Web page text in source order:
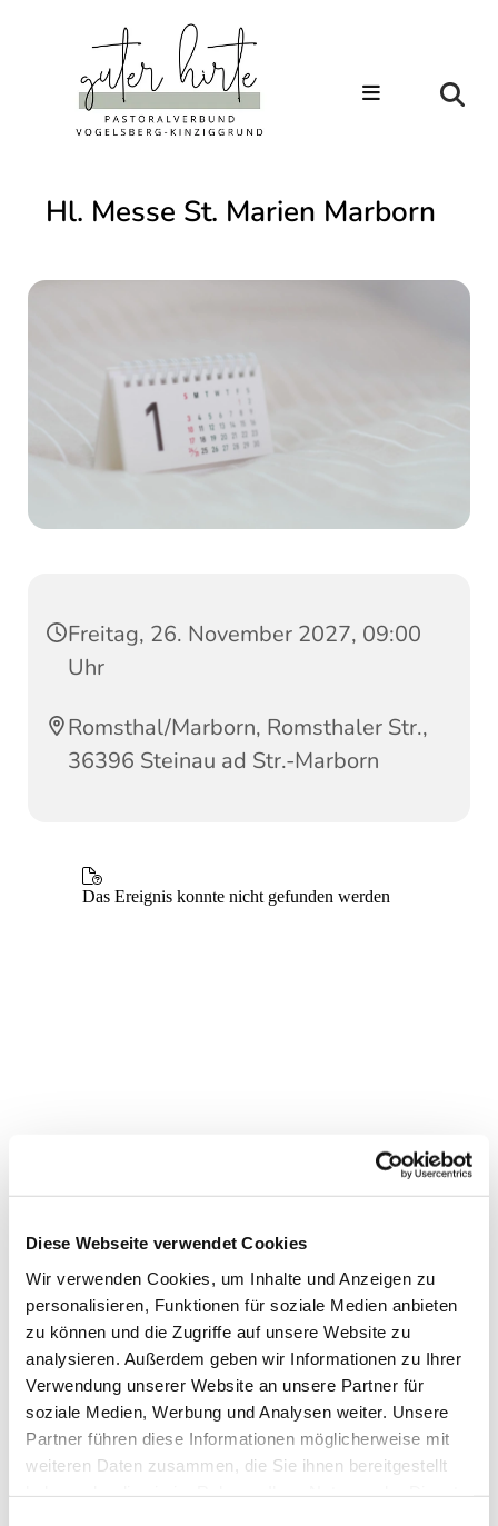
Diese Webseite verwendet Cookies
Wir verwenden Cookies, um Inhalte und Anzeigen zu
personalisieren, Funktionen für soziale Medien anbieten
zu können und die Zugriffe auf unsere Website zu
analysieren. Außerdem geben wir Informationen zu Ihrer
Verwendung unserer Website an unsere Partner für
soziale Medien, Werbung und Analysen weiter. Unsere
Partner führen diese Informationen möglicherweise mit
weiteren Daten zusammen, die Sie ihnen bereitgestellt
Hl. Messe St. Marien Marborn
Freitag, 26. November 2027, 09:00
Uhr
Romsthal/Marborn, Romsthaler Str.,
36396 Steinau ad Str.-Marborn
Dies könnte Sie auch
interessieren